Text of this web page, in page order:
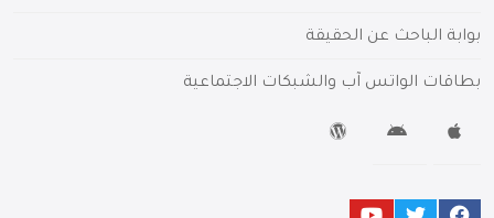
بوابة الباحث عن الحقيقة
بطاقات الواتس آب والشبكات الاجتماعية